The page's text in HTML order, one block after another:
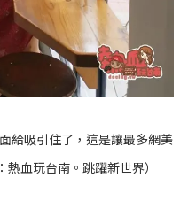
吸引住了，這是讓最多網美
熱血玩台南。跳躍新世界）